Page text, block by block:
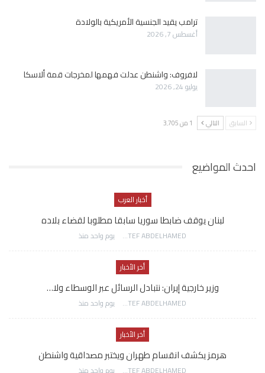
ترامب يقيد الجنسية الأمريكية بالولادة
أغسطس 7, 2026
لافروف: واشنطن عدلت فهمها لمخرجات قمة ألاسكا
يوليو 24, 2026
السابق التالي 1 من 3٬705
احدث المواضيع
أخبار العرب
لبنان يوقف ضابطا سوريا سابقا مطلوبا لقضاء بلاده
AWATEF ABDELHAMED يوم واحد منذ
أخر الأخبار
وزير خارجية إيران: نتبادل الرسائل عبر الوسطاء ولا…
AWATEF ABDELHAMED يوم واحد منذ
أخر الأخبار
هرمز يكشف انقسام طهران ويختبر مصداقية واشنطن
AWATEF ABDELHAMED يوم واحد منذ